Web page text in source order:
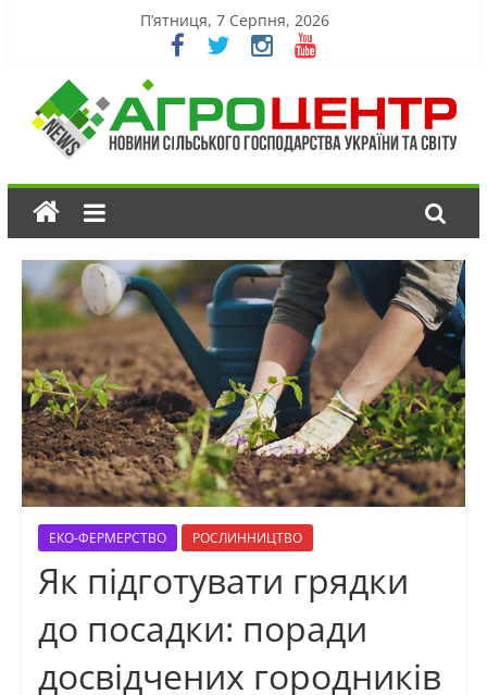
П’ятниця, 7 Серпня, 2026
ЕКО-ФЕРМЕРСТВО РОСЛИННИЦТВО
Як підготувати грядки
до посадки: поради
досвідчених городників